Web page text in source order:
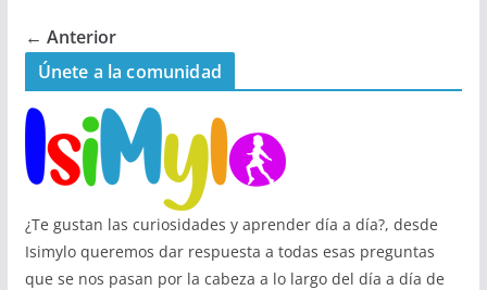
← Anterior
Únete a la comunidad
¿Te gustan las curiosidades y aprender día a día?, desde
Isimylo queremos dar respuesta a todas esas preguntas
que se nos pasan por la cabeza a lo largo del día a día de